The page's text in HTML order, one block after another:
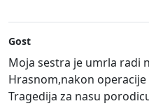
Gost
Moja sestra je umrla radi
Hrasnom,nakon
Tragedija za nasu